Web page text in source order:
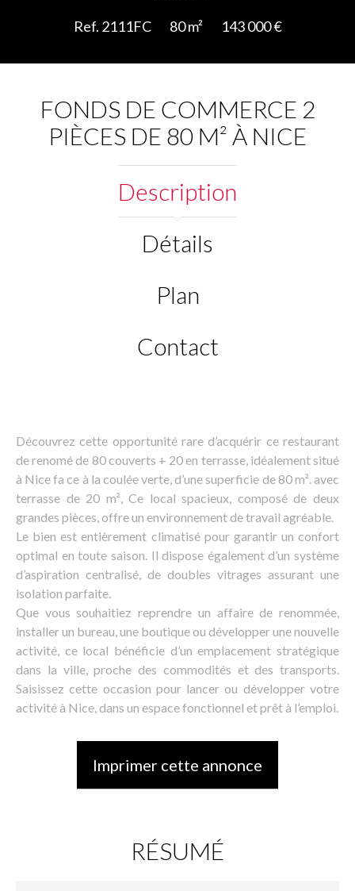
Ref. 2111FC 80 m² 143 000 €
FONDS DE COMMERCE 2
PIÈCES DE 80 M² À NICE
Description
Détails
Plan
Contact
Découvrez cette opportunité rare d’acquérir ce restaurant
de renomé de 80 couverts + 20 en terrasse, idéalement situé
à Nice fa ce à la coulée verte, d’une superficie de 80 m². avec
terrasse de 20 m², Ce local spacieux, composé de deux
grandes pièces, offre un environnement de travail agréable.
Le bien est entièrement climatisé pour garantir un confort
optimal en toute saison. Il dispose également d’un système
d’aspiration centralisé, de doubles vitrages assurant une
isolation parfaite.
Que vous souhaitiez reprendre un affaire de renommée,
installer un bureau, une boutique ou développer une nouvelle
activité, ce local bénéficie d’un emplacement stratégique
dans la ville, proche des commodités et des transports.
Saisissez cette occasion pour lancer ou développer votre
activité à Nice, dans un espace fonctionnel et prêt à l’emploi.
Imprimer cette annonce
RÉSUMÉ